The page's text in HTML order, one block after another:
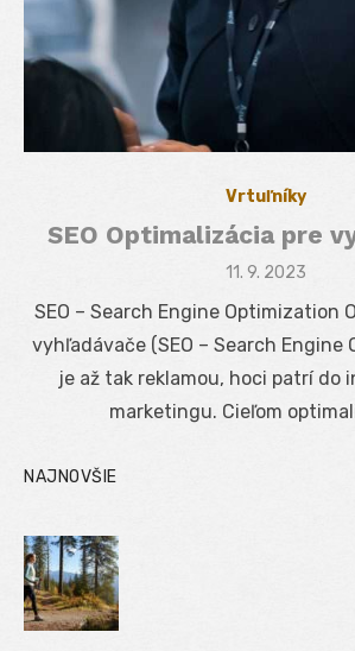
Vrtuľníky
SEO Optimalizácia pre
Posted
11. 9. 2023
SEO – Search Engine Optimization
vyhľadávače (SEO – Search Engine
je až tak reklamou, hoci patrí do
marketingu. Cieľom
NAJNOVŠIE